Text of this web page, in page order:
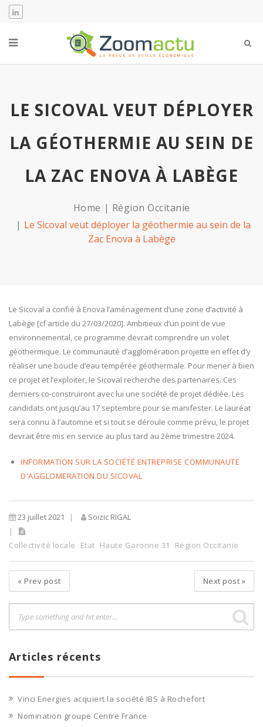
LE SICOVAL VEUT DÉPLOYER
LA GÉOTHERMIE AU SEIN DE
LA ZAC ENOVA À LABÈGE
Home
Région Occitanie
Le Sicoval veut déployer la géothermie au sein de la
Zac Enova à Labège
Le Sicoval a confié à Enova l’aménagement d’une zone d’activité à
Labège [cf article du 27/03/2020]. Ambitieux d’un point de vue
environnemental, ce programme devrait comprendre un volet
géothermique. Le communauté d’agglomération projette en effet d’y
réaliser une boucle d’eau tempérée géothermale. Pour mener à bien
ce projet et l’exploiter, le Sicoval recherche des partenaires. Ces
derniers co-construiront avec lui une société de projet dédiée. Les
candidats ont jusqu’au 17 septembre pour se manifester. Le lauréat
sera connu à l’automne et si tout se déroule comme prévu, le projet
devrait être mis en service au plus tard au 2ème trimestre 2024.
INFORMATION SUR LA SOCIÉTÉ ENTREPRISE COMMUNAUTE
D'AGGLOMERATION DU SICOVAL
23 juillet 2021 Soizic RIGAL
Collectivité locale Etat Haute Garonne 31 Région Occitanie
« Prev post Next post »
Articles récents
Vinci Energies acquiert la société IBS à Rochefort
Nomination groupe Centre France